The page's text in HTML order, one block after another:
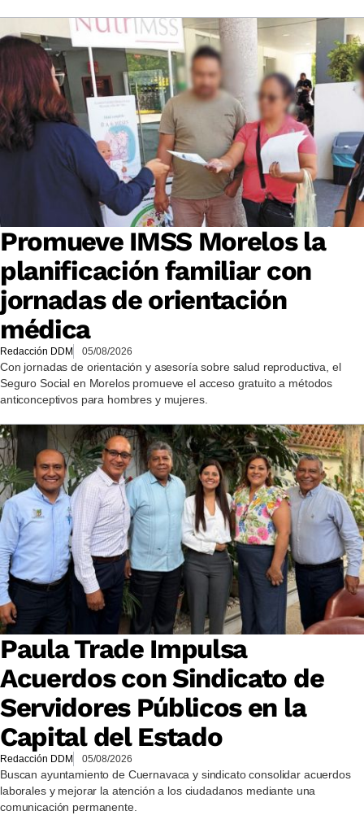
Promueve IMSS Morelos la
planificación familiar con
jornadas de orientación
médica
Redacción DDM 05/08/2026
Con jornadas de orientación y asesoría sobre salud reproductiva, el
Seguro Social en Morelos promueve el acceso gratuito a métodos
anticonceptivos para hombres y mujeres.
Paula Trade Impulsa
Acuerdos con Sindicato de
Servidores Públicos en la
Capital del Estado
Redacción DDM 05/08/2026
Buscan ayuntamiento de Cuernavaca y sindicato consolidar acuerdos
laborales y mejorar la atención a los ciudadanos mediante una
comunicación permanente.